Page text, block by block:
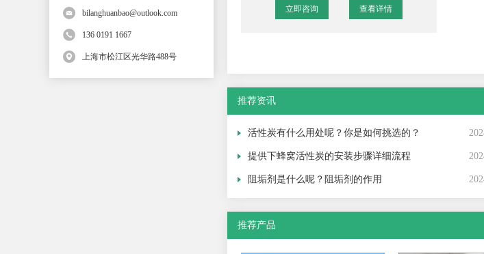
bilanghuanbao@outlook.com
136 0191 1667
上海市松江区光华路488号
立即咨询 查看详情
推荐资讯
活性炭有什么用处呢？你是如何挑选的？
提供下蜂窝活性炭的安装步骤详细流程
阻垢剂是什么呢？阻垢剂的作用
推荐产品